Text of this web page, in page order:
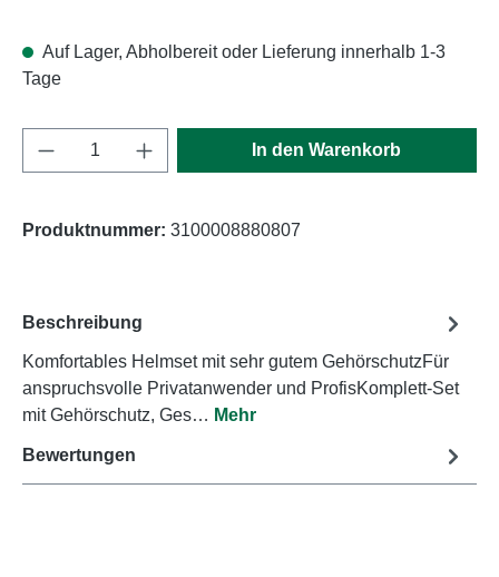
Auf Lager, Abholbereit oder Lieferung innerhalb 1-3
Tage
Produkt Anzahl: Gib den gewünschten
In den Warenkorb
Produktnummer: 3100008880807
Beschreibung
Komfortables Helmset mit sehr gutem GehörschutzFür
anspruchsvolle Privatanwender und ProfisKomplett-Set
mit Gehörschutz, Ges… Mehr
Bewertungen